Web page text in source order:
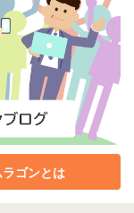
ラゴンとは